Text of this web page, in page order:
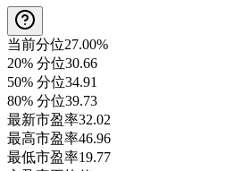
当前分位27.00%
20% 分位30.66
50% 分位34.91
80% 分位39.73
最新市盈率32.02
最高市盈率46.96
最低市盈率19.77